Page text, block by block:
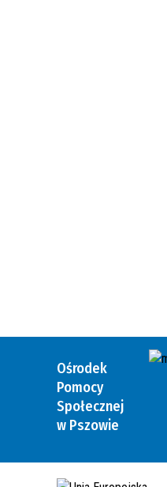
Ośrodek
Pomocy
Społecznej
w Pszowie